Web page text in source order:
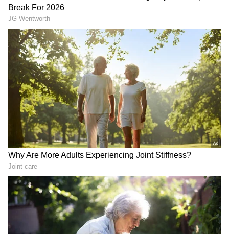
Related Articles
Peddi Movie: పెద్దికి హిట్ టాక్ వస్తే ముందు లేచిపోయే
రికార్డ్ ఏది.. పుష్ప 2 ? ధురంధర్ 2?
Peddi Movie: పెద్ది విధ్వంసం, రాంచరణ్ మూవీ
ట్రైలర్ పై గ్లోబల్ బ్యూటీ రివ్యూ.. తగలబెట్టేసిందిగా
3
5